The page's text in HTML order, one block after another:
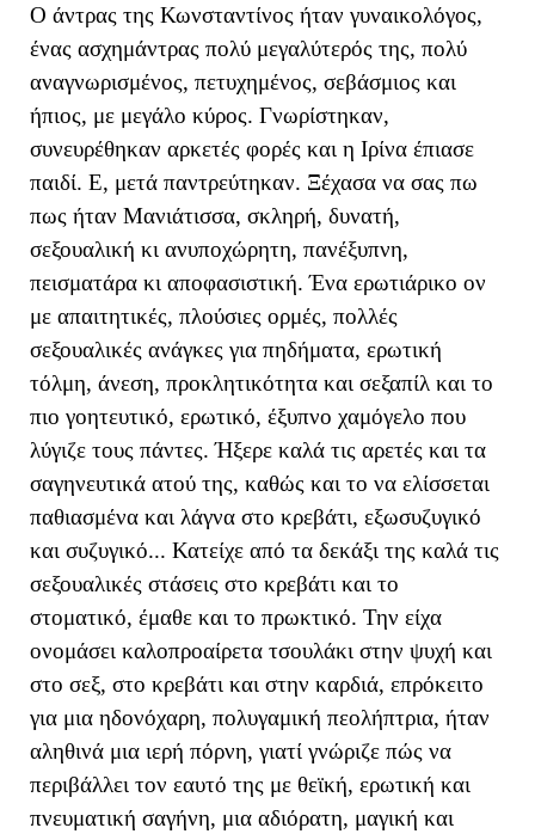
Ο άντρας της Κωνσταντίνος ήταν γυναικολόγος,
ένας ασχημάντρας πολύ μεγαλύτερός της, πολύ
αναγνωρισμένος, πετυχημένος, σεβάσμιος και
ήπιος, με μεγάλο κύρος. Γνωρίστηκαν,
συνευρέθηκαν αρκετές φορές και η Ιρίνα έπιασε
παιδί. Ε, μετά παντρεύτηκαν. Ξέχασα να σας πω
πως ήταν Μανιάτισσα, σκληρή, δυνατή,
σεξουαλική κι ανυποχώρητη, πανέξυπνη,
πεισματάρα κι αποφασιστική. Ένα ερωτιάρικο ον
με απαιτητικές, πλούσιες ορμές, πολλές
σεξουαλικές ανάγκες για πηδήματα, ερωτική
τόλμη, άνεση, προκλητικότητα και σεξαπίλ και το
πιο γοητευτικό, ερωτικό, έξυπνο χαμόγελο που
λύγιζε τους πάντες. Ήξερε καλά τις αρετές και τα
σαγηνευτικά ατού της, καθώς και το να ελίσσεται
παθιασμένα και λάγνα στο κρεβάτι, εξωσυζυγικό
και συζυγικό... Κατείχε από τα δεκάξι της καλά τις
σεξουαλικές στάσεις στο κρεβάτι και το
στοματικό, έμαθε και το πρωκτικό. Την είχα
ονομάσει καλοπροαίρετα τσουλάκι στην ψυχή και
στο σεξ, στο κρεβάτι και στην καρδιά, επρόκειτο
για μια ηδονόχαρη, πολυγαμική πεολήπτρια, ήταν
αληθινά μια ιερή πόρνη, γιατί γνώριζε πώς να
περιβάλλει τον εαυτό της με θεϊκή, ερωτική και
πνευματική σαγήνη, μια αδιόρατη, μαγική και